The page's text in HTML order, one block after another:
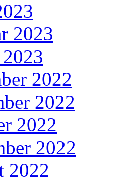
2023
2022
2022
2022
2022
2022